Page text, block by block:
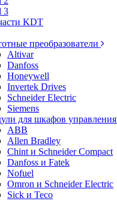
3
KDT
преобразователи
Altivar
Danfoss
Honeywell
Invertek Drives
Schneider Electric
Siemens
для шкафов управления
ABB
Allen Bradley
Chint и Schneider Compact
Danfoss и Fatek
Nofuel
Omron и Schneider Electric
Sick и Teco